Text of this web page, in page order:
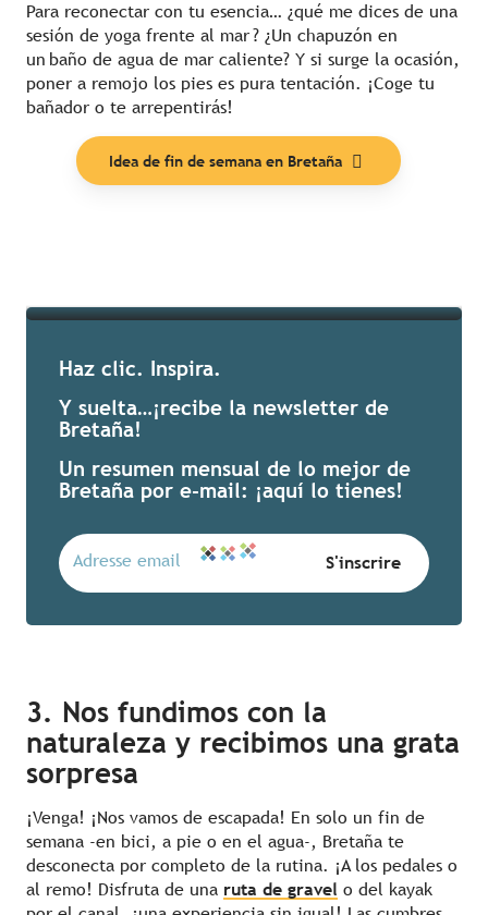
Para reconectar con tu esencia… ¿qué me dices de una
sesión de yoga frente al mar ? ¿Un chapuzón en
un baño de agua de mar caliente? Y si surge la ocasión,
poner a remojo los pies es pura tentación. ¡Coge tu
bañador o te arrepentirás!
Idea de fin de semana en Bretaña
Nuestras listas
Haz clic. Inspira.
Y suelta…¡recibe la newsletter de
Bretaña!
Un resumen mensual de lo mejor de
Bretaña por e-mail: ¡aquí lo tienes!
3. Nos fundimos con la
naturaleza y recibimos una grata
sorpresa
¡Venga! ¡Nos vamos de escapada! En solo un fin de
semana -en bici, a pie o en el agua-, Bretaña te
desconecta por completo de la rutina. ¡A los pedales o
al remo! Disfruta de una ruta de gravel o del kayak